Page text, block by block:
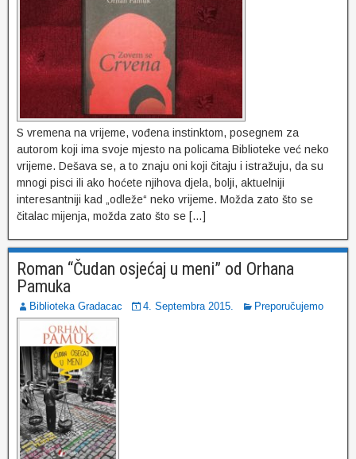
S vremena na vrijeme, vođena instinktom, posegnem za
autorom koji ima svoje mjesto na policama Biblioteke već neko
vrijeme. Dešava se, a to znaju oni koji čitaju i istražuju, da su
mnogi pisci ili ako hoćete njihova djela, bolji, aktuelniji
interesantniji kad „odleže“ neko vrijeme. Možda zato što se
čitalac mijenja, možda zato što se […]
Roman “Čudan osjećaj u meni” od Orhana
Pamuka
Biblioteka Gradacac 4. Septembra 2015. Preporučujemo